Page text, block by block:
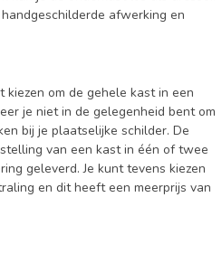
afwerking en
om de gehele kast in een
je niet in de gelegenheid bent om
bij je plaatselijke schilder. De
van een kast in één of twee
geleverd. Je kunt tevens kiezen
en dit heeft een meerprijs van